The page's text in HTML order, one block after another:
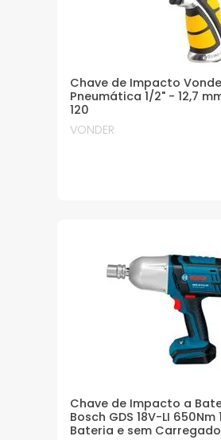
Chave de Impacto
Pneumática 1/2" - 12,7
120
VONDER
Chave de Impacto a
Bosch GDS 18V-LI 650Nm
Bateria e sem